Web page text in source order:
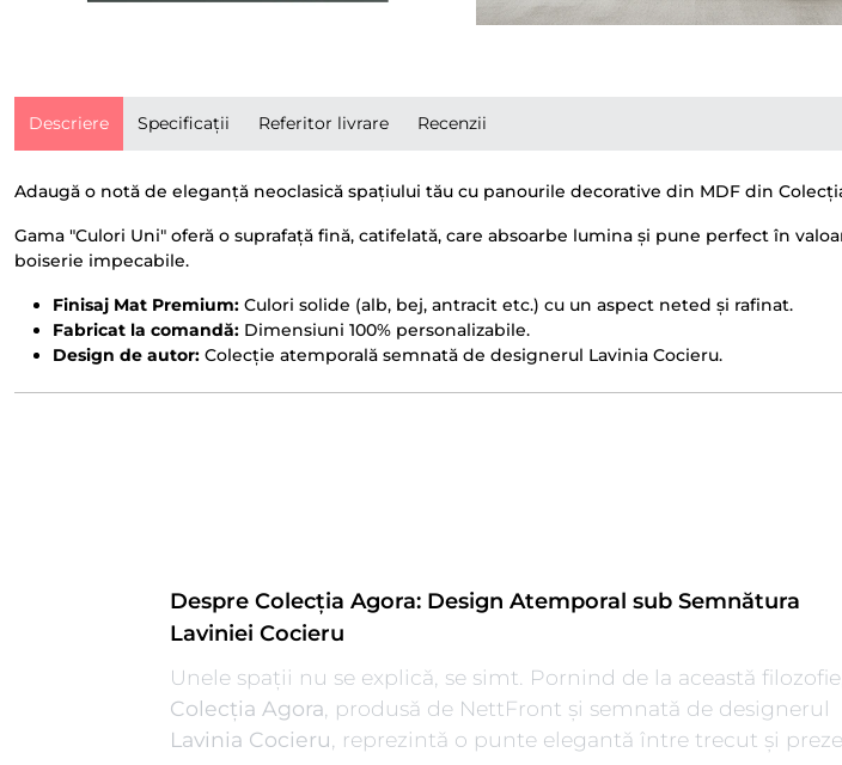
Descriere Specificații Referitor livrare Recenzii
Adaugă o notă de eleganță neoclasică spațiului tău cu panourile decorative din MDF din
Gama "Culori Uni" oferă o suprafață fină, catifelată, care absoarbe lumina și pune perfect în
boiserie impecabile.
Finisaj Mat Premium: Culori solide (alb, bej, antracit etc.) cu un aspect neted și rafinat.
Fabricat la comandă: Dimensiuni 100% personalizabile.
Design de autor: Colecție atemporală semnată de designerul Lavinia Cocieru.
Despre Colecția Agora: Design Atemporal sub Semnătura
Laviniei Cocieru
Unele spații nu se explică, se simt. Pornind de la această filozofie,
Colecția Agora , produsă de NettFront și semnată de designerul
Lavinia Cocieru , reprezintă o punte elegantă între trecut și